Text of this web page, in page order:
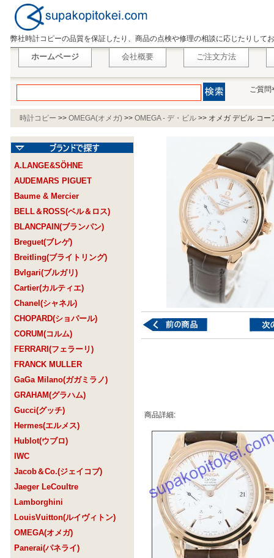
弊社時計コピーの品質を保証したり、商品の点検や修理の相談に応じたりして
ホームページ 会社概要 ご注文方法
ご質問
時計コピー >> OMEGA(オメガ) >> OMEGA - デ・ビル >> オメガ デビル コ
イト メンズ
A.LANGE&SÖHNE
AUDEMARS PIGUET
Baume & Mercier
BELL＆ROSS(ベル＆ロス)
BLANCPAIN(ブランパン)
Breguet(ブレゲ)
Breitling(ブライトリング)
Bvlgari(ブルガリ)
Cartier(カルティエ)
Chanel(シャネル)
CHOPARD(ショパール)
CORUM(コルム)
FERRARI(フェラーリ)
FRANCK MULLER
GaGa Milano(ガガミラノ)
GRAHAM(グラハム)
Gucci(グッチ)
Hermes(エルメス)
Hublot(ウブロ)
IWC
Jacob＆Co.(ジェイコブ)
Jaeger LeCoultre
Lamborghini
LouisVuitton(ルイヴィトン)
OMEGA(オメガ)
Panerai(パネライ)
商品詳細: